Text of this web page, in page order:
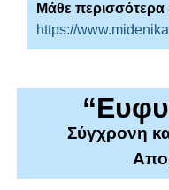
Μάθε
https://
Σύγχρονη